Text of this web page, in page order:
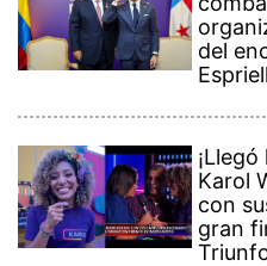
del
Karol
con
gran